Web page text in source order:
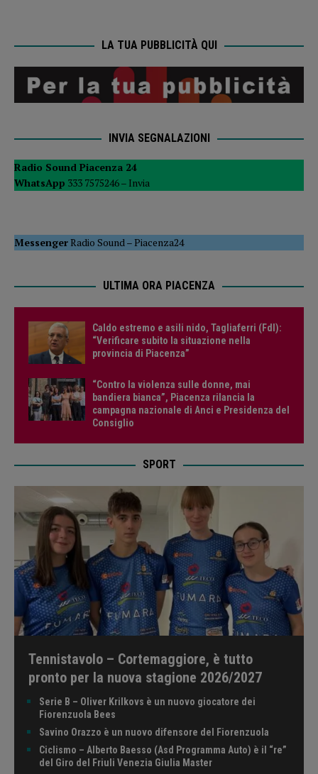
LA TUA PUBBLICITÀ QUI
INVIA SEGNALAZIONI
Radio Sound Piacenza 24
WhatsApp 333 7575246 – Invia
MessengerRadio Sound–Piacenza24
ULTIMA ORA PIACENZA
Caldo estremo e asili nido, Tagliaferri (FdI):
“Verificare subito la situazione nella
provincia di Piacenza”
“Contro la violenza sulle donne, mai
bandiera bianca”, Piacenza rilancia la
campagna nazionale di Anci e Presidenza del
Consiglio
SPORT
Tennistavolo – Cortemaggiore, è tutto
pronto per la nuova stagione 2026/2027
Serie B – Oliver Krilkovs è un nuovo giocatore dei
Fiorenzuola Bees
Savino Orazzo è un nuovo difensore del Fiorenzuola
Ciclismo – Alberto Baesso (Asd Programma Auto) è il “re”
del Giro del Friuli Venezia Giulia Master